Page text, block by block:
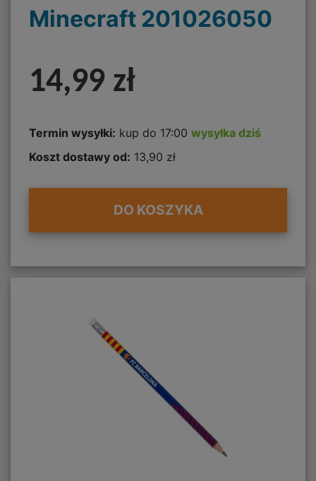
Minecraft 201026050
14,99 zł
Termin wysyłki: kup do 17:00 wysyłka dziś
Koszt dostawy od: 13,90 zł
DO KOSZYKA